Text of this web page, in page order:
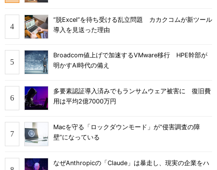
“脱Excel”を待ち受ける乱立問題 カカクコムが新ツール
導入を見送った理由
Broadcom値上げで加速するVMware移行 HPE幹部が
明かすAI時代の備え
多要素認証導入済みでもランサムウェア被害に 復旧費
用は平均2億7000万円
Macを守る「ロックダウンモード」が“侵害調査の障
壁”になっている
なぜAnthropicの「Claude」は暴走し、現実の企業をハ